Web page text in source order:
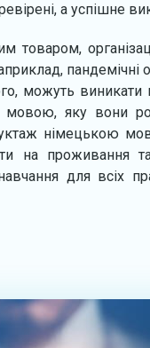
а успішне
товаром,
пандемічні
можуть виникати
мовою, яку вони
німецькою
на проживання
для всіх